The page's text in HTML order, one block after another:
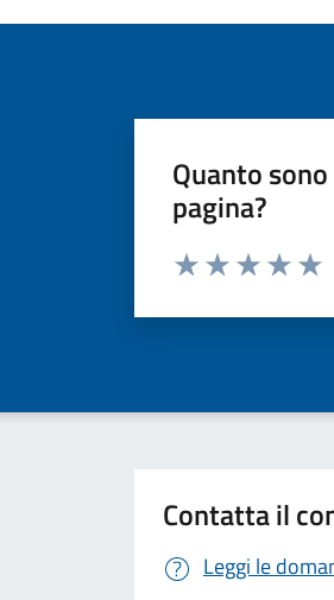
Quanto
pagina?
Valuta da 1 a 5 stelle la
Contatta il
Leggi le